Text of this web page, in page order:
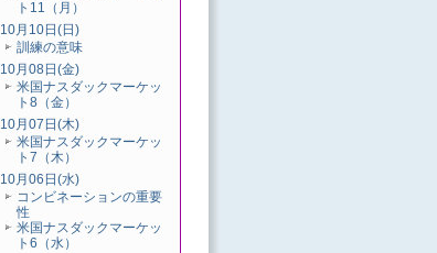
ト11（月）
10月10日(日)
訓練の意味
10月08日(金)
米国ナスダックマーケッ
ト8（金）
10月07日(木)
米国ナスダックマーケッ
ト7（木）
10月06日(水)
コンビネーションの重要
性
米国ナスダックマーケッ
ト6（水）